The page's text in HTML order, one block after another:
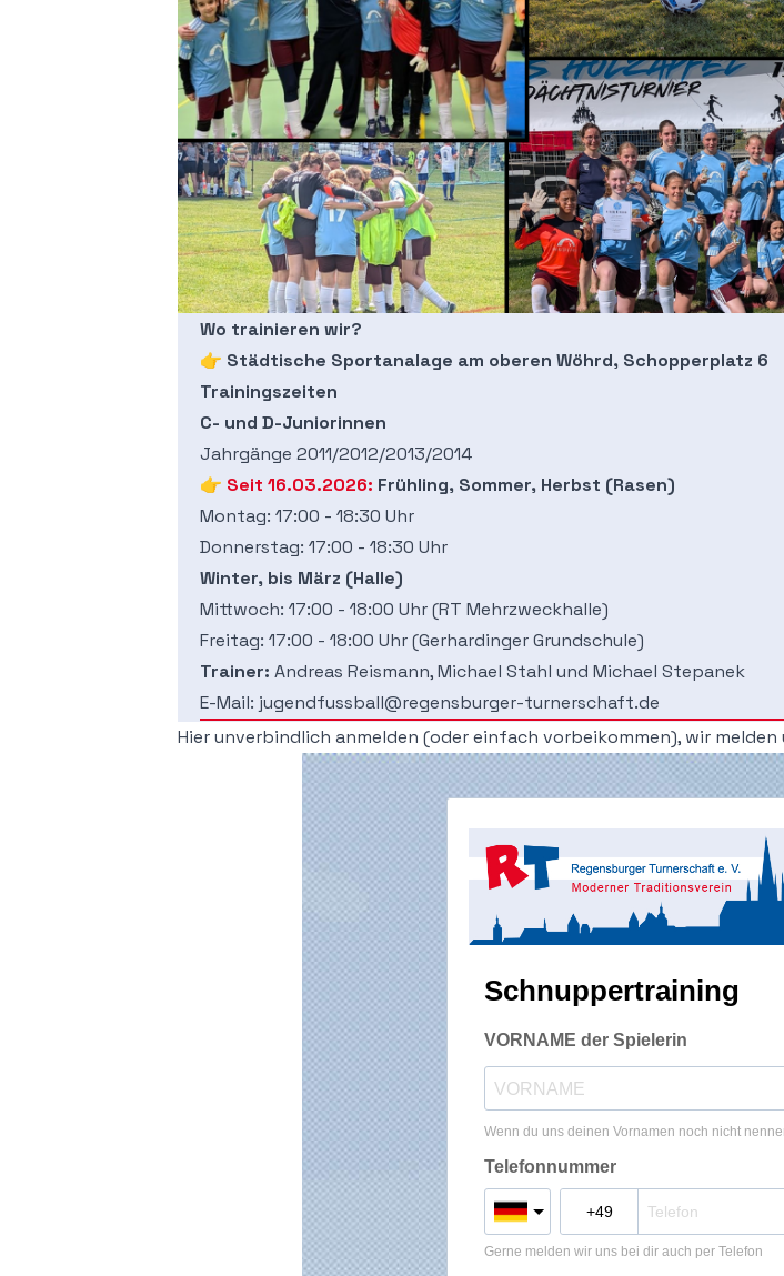
Wo trainieren wir?
👉 Städtische Sportanalage am oberen Wöhrd, Schopperplatz 6
Trainingszeiten
C- und D-Juniorinnen
Jahrgänge 2011/2012/2013/2014
👉 Seit 16.03.2026: Frühling, Sommer, Herbst (Rasen)
Montag: 17:00 - 18:30 Uhr
Donnerstag: 17:00 - 18:30 Uhr
Winter, bis März (Halle)
Mittwoch: 17:00 - 18:00 Uhr (RT Mehrzweckhalle)
Freitag: 17:00 - 18:00 Uhr (Gerhardinger Grundschule)
Trainer: Andreas Reismann, Michael Stahl und Michael Stepanek
E-Mail: jugendfussball@regensburger-turnerschaft.de
Hier unverbindlich anmelden (oder einfach vorbeikommen), wir melden